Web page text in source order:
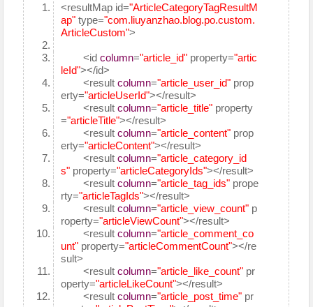
<resultMap id="ArticleCategoryTagResultM
ap" type="com.liuyanzhao.blog.po.custom.
ArticleCustom">
<idcolumn="article_id" property="artic
leId"></id>
<resultcolumn="article_user_id" prop
erty="articleUserId"></result>
<resultcolumn="article_title" property
="articleTitle"></result>
<resultcolumn="article_content" prop
erty="articleContent"></result>
<resultcolumn="article_category_id
s" property="articleCategoryIds"></result>
<resultcolumn="article_tag_ids" prope
rty="articleTagIds"></result>
<resultcolumn="article_view_count" p
roperty="articleViewCount"></result>
<resultcolumn="article_comment_co
unt" property="articleCommentCount"></re
sult>
<resultcolumn="article_like_count" pr
operty="articleLikeCount"></result>
<resultcolumn="article_post_time" pr